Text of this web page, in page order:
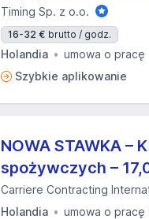
Timing Sp. z o.o.
16-32 € brutto / godz.
Holandia umowa o pracę
Szybkie aplikowanie
NOWA STAWKA –
spożywczych –
Carriere Contracting
Holandia
umowa o pracę